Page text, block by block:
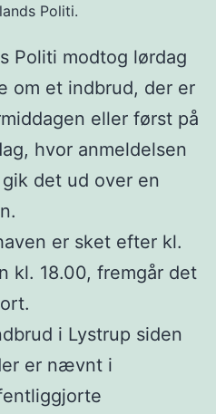
Politi.
Politi modtog lørdag
om et indbrud, der er
eller først på
hvor anmeldelsen
det ud over en
er sket efter kl.
kl. 18.00, fremgår det
i Lystrup siden
er nævnt i